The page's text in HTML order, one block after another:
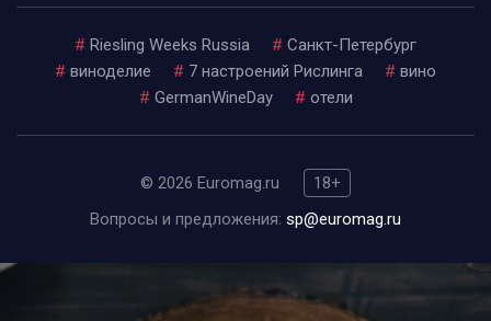
# Riesling Weeks Russia # Санкт-Петербург
# виноделие # 7 настроений Рислинга # вино
# GermanWineDay # отели
© 2026 Euromag.ru
18+
Вопросы и предложения: sp@euromag.ru